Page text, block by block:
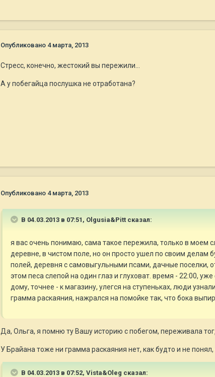
Опубликовано 4 марта, 2013
Стресс, конечно, жестокий вы пережили...
А у побегайца послушка не отработана?
Опубликовано 4 марта, 2013
В 04.03.2013 в 07:51, Olgusia&Pitt сказал:
я вас очень понимаю, сама такое пережила, только в моем
деревне, в чистом поле, но он просто ушел по своим делам
полей, деревня с самовыгульными псами, дачные поселки,
этом песа слепой на один глаз и глуховат. время - 22:00,
дому, точнее - к магазину, улегся на ступеньках, люди
грамма раскаяния, нажрался на помойке так, что бока
Да, Ольга, я помню ту Вашу историю с побегом, переживала
У Брайана тоже ни грамма раскаяния нет, как будто и не понял,
В 04.03.2013 в 07:52, Vista&Oleg сказал: